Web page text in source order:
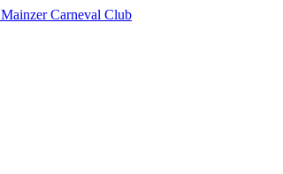
Mainzer Carneval Club